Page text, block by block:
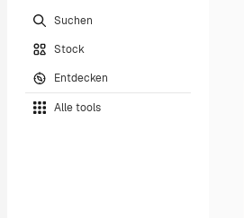
Suchen
Stock
Entdecken
Alle tools